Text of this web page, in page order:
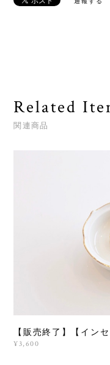
Related
関連商品
【販売終了】【イン
¥3,600